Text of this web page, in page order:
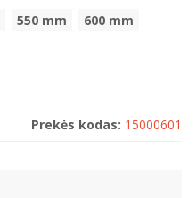
550 mm
600 mm
Prekės kodas: 15000601